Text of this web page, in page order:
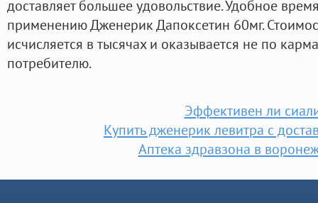
доставляет большее удовольствие. Удобное
применению Дженерик Дапоксетин 60мг.
исчисляется в тысячах и оказывается не по
потребителю.
Эффективен ли
Купить дженерик левитра с
Аптека здравзона в